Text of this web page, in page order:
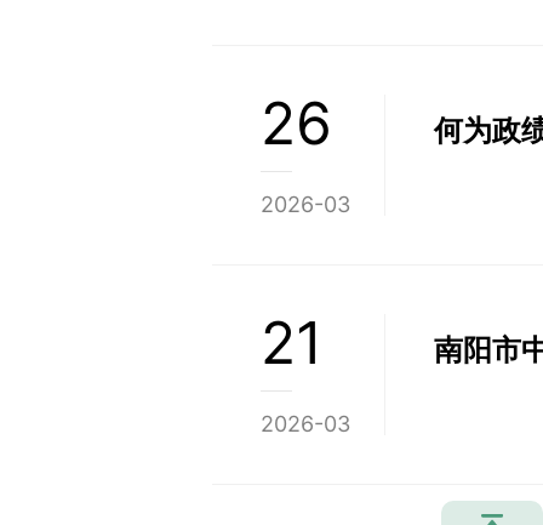
26
2026-03
何为政
21
2026-03
南阳市